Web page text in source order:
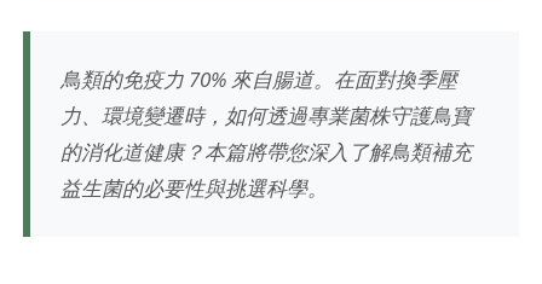
鳥類的免疫力 70% 來自腸道。在面對換季壓
力、環境變遷時，如何透過專業菌株守護鳥寶
的消化道健康？本篇將帶您深入了解鳥類補充
益生菌的必要性與挑選科學。